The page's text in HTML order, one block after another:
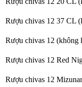
Rượu chivas 12 37 CL
Rượu chivas 12 (không
Rượu chivas 12 Red
Rượu chivas 12